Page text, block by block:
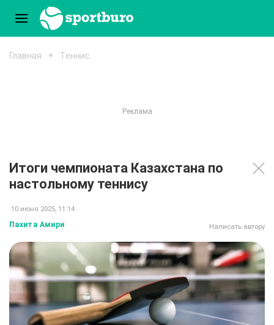
Главная Теннис
Итоги чемпионата Казахстана по
настольному теннису
10 июня 2025, 11:14
Пахита Амири Написать автору